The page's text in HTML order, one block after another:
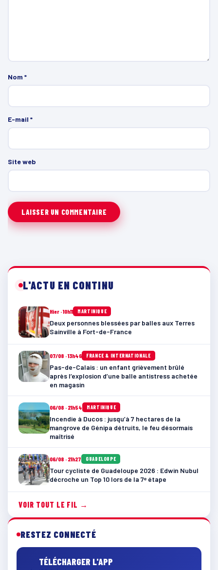
Nom *
E-mail *
Site web
L'ACTU EN CONTINU
Hier · 10h11 MARTINIQUE
Deux personnes blessées par balles aux Terres
Sainville à Fort-de-France
07/08 · 13h46 FRANCE & INTERNATIONALE
Pas-de-Calais : un enfant grièvement brûlé
après l’explosion d’une balle antistress achetée
en magasin
06/08 · 21h54 MARTINIQUE
Incendie à Ducos : jusqu’à 7 hectares de la
mangrove de Génipa détruits, le feu désormais
maîtrisé
06/08 · 21h27 GUADELOUPE
Tour cycliste de Guadeloupe 2026 : Edwin Nubul
décroche un Top 10 lors de la 7ᵉ étape
VOIR TOUT LE FIL →
RESTEZ CONNECTÉ
TÉLÉCHARGER L'APP